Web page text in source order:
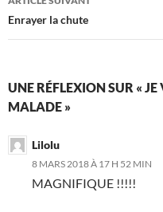
Enrayer la chute
UNE RÉFLEXION SUR «
MALADE »
Lilolu
8 MARS 2018 À 17 H 52 MIN
MAGNIFIQUE !!!!!